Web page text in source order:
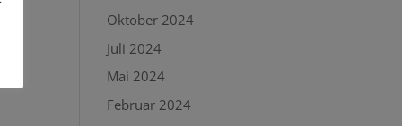
Oktober 2024
Juli 2024
Mai 2024
Februar 2024